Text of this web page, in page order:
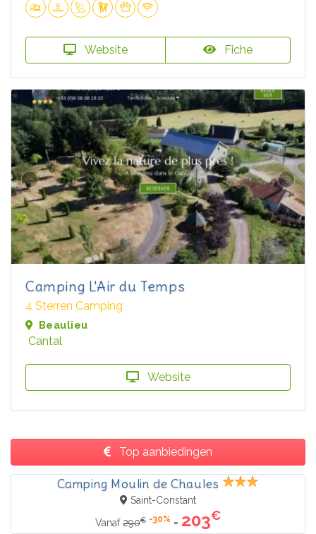
Website Fiche
Camping L'Air du Temps
4 Sterren Camping
Beaulieu
Cantal
Website
Top aanbiedingen
Camping Moulin de Chaules
Saint-Constant
Vanaf290€ -30% = 203€